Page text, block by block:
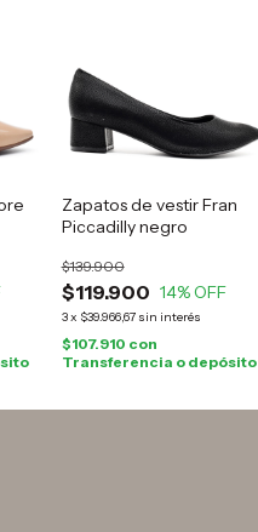
Zapatos de vestir Fran
Piccadilly negro
$119.900
$139.900
14% OFF
3x $39.966,67 sin interés
$107.910 con
Transferencia o depósito